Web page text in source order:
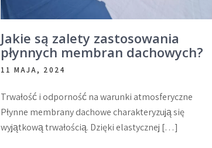
Jakie są zalety zastosowania
płynnych membran dachowych?
11 MAJA, 2024
Trwałość i odporność na warunki atmosferyczne
Płynne membrany dachowe charakteryzują się
wyjątkową trwałością. Dzięki elastycznej […]